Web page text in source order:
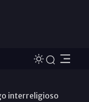
interreligioso